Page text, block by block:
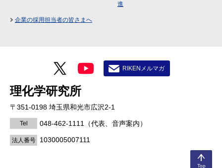
Top
進
企業の採用担当者の皆さまへ
理化学研究所
〒351-0198 埼玉県和光市広沢2-1
Tel 048-462-1111 （代表、音声案内）
法人番号 1030005007111
RIKENメルマガ